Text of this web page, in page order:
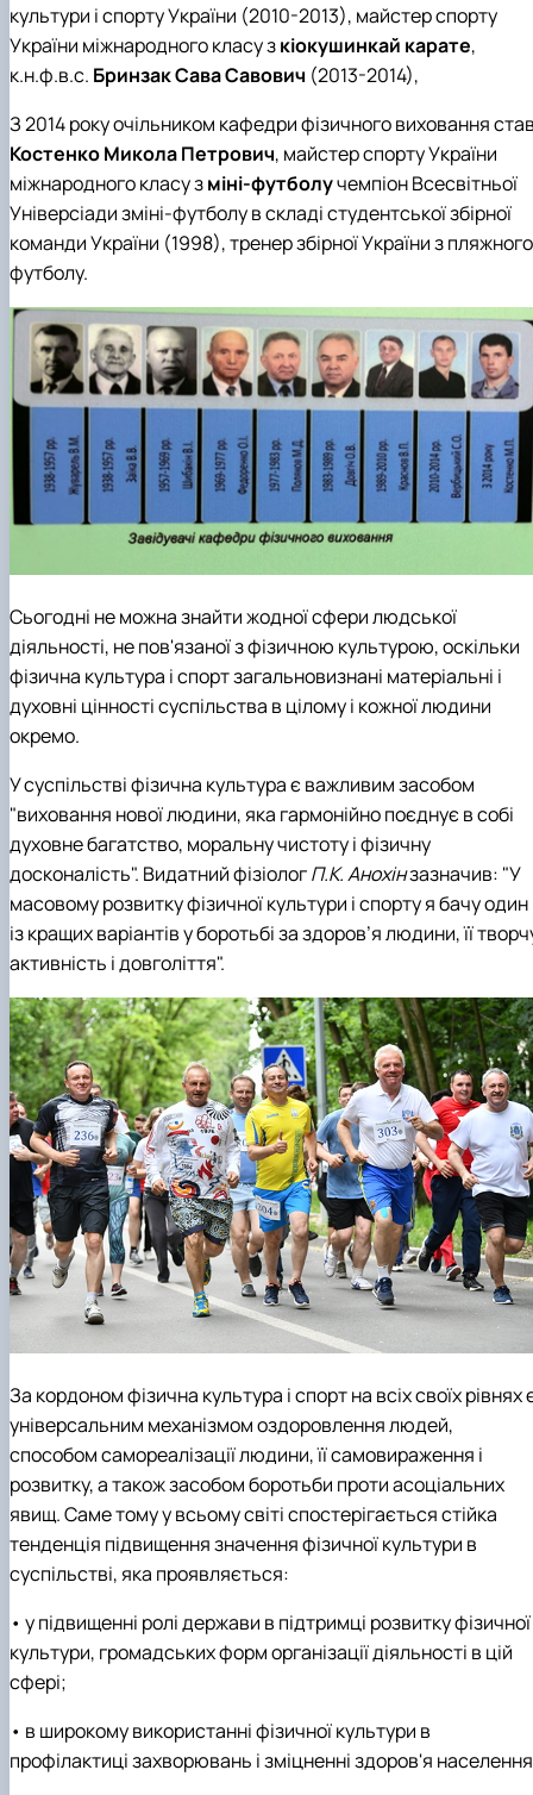
культури і спорту України (2010-2013), майстер спорту
України міжнародного класу зкіокушинкай карате,
к.н.ф.в.с. Бринзак Сава Савович (2013-2014),
З 2014 року очільником кафедри фізичного виховання
Костенко Микола Петрович, майстер спорту України
міжнародного класу зміні-футболучемпіон Всесвітньої
Універсіади зміні-футболу в складі студентської збірної
команди України (1998), тренер збірної України з пляжного
футболу.
Сьогодні не можна знайти жодної сфери людської
діяльності, не пов'язаної з фізичною культурою, оскільки
фізична культура і спорт загальновизнані матеріальні і
духовні цінності суспільства в цілому і кожної людини
окремо.
У суспільстві фізична культура є важливим засобом
"виховання нової людини, яка гармонійно поєднує в собі
духовне багатство, моральну чистоту і фізичну
досконалість". Видатний фізіологП.К. Анохінзазначив: "У
масовому розвитку фізичної культури і спорту я бачу один
із кращих варіантів у боротьбі за здоров’я людини, її
активність і довголіття".
За кордоном фізична культура і спорт на всіх своїх рівнях
універсальним механізмом оздоровлення людей,
способом самореалізації людини, її самовираження і
розвитку, а також засобом боротьби проти асоціальних
явищ. Саме тому у всьому світі спостерігається стійка
тенденція підвищення значення фізичної культури в
суспільстві, яка проявляється:
• у підвищенні ролі держави в підтримці розвитку фізичної
культури, громадських форм організації діяльності в цій
сфері;
• в широкому використанні фізичної культури в
профілактиці захворювань і зміцненні здоров'я